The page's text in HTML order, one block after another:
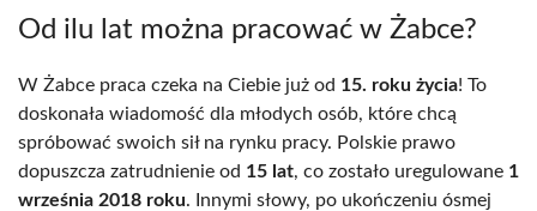
Od ilu lat można pracować w Żabce?
W Żabce praca czeka na Ciebie już od 15. roku życia! To
doskonała wiadomość dla młodych osób, które chcą
spróbować swoich sił na rynku pracy. Polskie prawo
dopuszcza zatrudnienie od 15 lat, co zostało uregulowane 1
września 2018 roku. Innymi słowy, po ukończeniu ósmej